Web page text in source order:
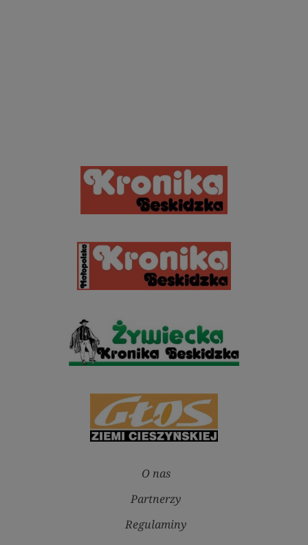
O nas
Partnerzy
Regulaminy